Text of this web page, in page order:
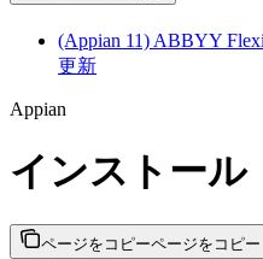
(Appian 11) ABBYY
更新
Appian
インストール
ページをコピーページをコピー